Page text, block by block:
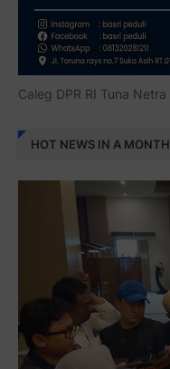
Caleg DPR RI Tuna Netra
HOT NEWS IN A MONTH